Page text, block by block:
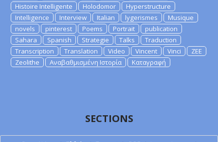
Histoire Intelligente
Holodomor
Hyperstructure
Intelligence
Interview Italian lygerismes
Musique
novels
pinterest Poems Portrait
publication
Sahara
Spanish Strategie Talks
Traduction
Transcription
Translation Video Vincent Vinci
ZEE
Zeolithe
Αναβαθμισμένη Ιστορία Καταγραφή
SECTIONS